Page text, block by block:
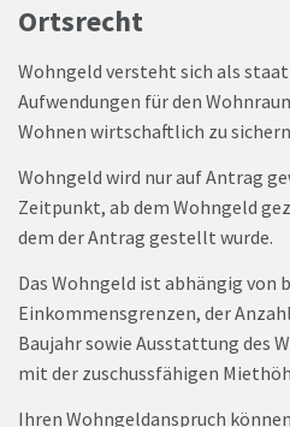
Ortsrecht
Wohngeld versteht sich als
Aufwendungen für den
Wohnen wirtschaftlich zu
Wohngeld wird nur auf Antrag
Zeitpunkt, ab dem Wohngeld
dem der Antrag gestellt wurde.
Das Wohngeld ist abhängig von
Einkommensgrenzen, der
Baujahr sowie Ausstattung des
mit der zuschussfähigen
Ihren Wohngeldanspruch